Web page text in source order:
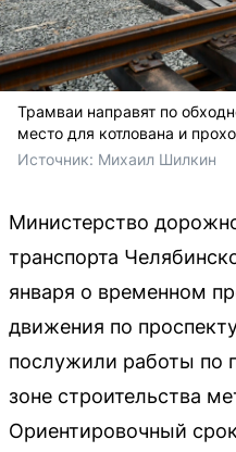
Трамваи направят по
место для котлована и
Источник: Михаил Шилкин
Министерство
транспорта
января о временном
движения по
послужили работы по
зоне строительства
Ориентировочный